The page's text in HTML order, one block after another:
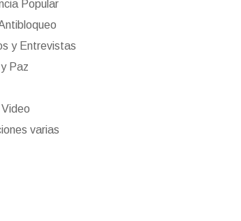
Popular
y Entrevistas
Paz
varias